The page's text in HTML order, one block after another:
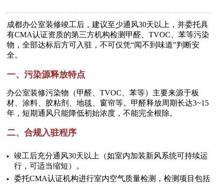
成都办公室装修竣工后，建议至少通风30天以上，并委托具
有CMA认证资质的第三方机构检测甲醛、TVOC、苯等污染
物，全部达标后方可入驻，不可仅凭“闻不到味道”判断安
全。
一、污染源释放特点
办公室装修污染物（甲醛、TVOC、苯等）主要来源于板
材、涂料、胶粘剂、地毯、窗帘等。甲醛释放周期长达3~15
年，短期通风只能降低初始浓度，不能完全根除。
二、合规入驻程序
竣工后充分通风30天以上（如室内加装新风系统可持续运
行，可适当缩短）。
委托CMA认证机构进行室内空气质量检测，检测项目包括